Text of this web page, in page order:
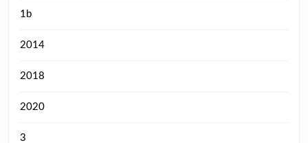
1b
2014
2018
2020
3